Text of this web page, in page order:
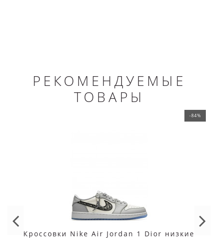
РЕКОМЕНДУЕМЫЕ
ТОВАРЫ
-84%
Кроссовки Nike Air Jordan 1 Dior низкие